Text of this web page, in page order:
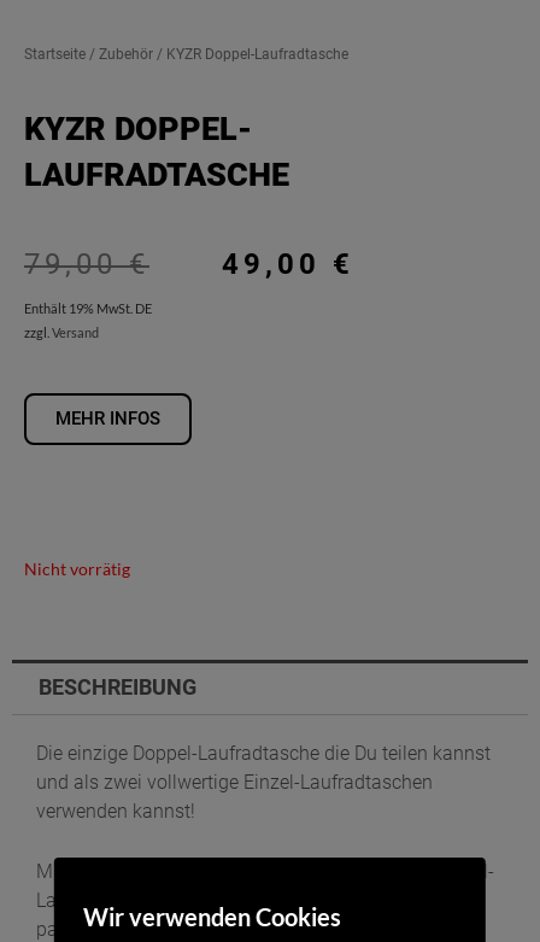
Startseite / Zubehör / KYZR Doppel-Laufradtasche
KYZR DOPPEL-
LAUFRADTASCHE
79,00€
Ursprünglicher
49,00 €
Enthält 19% MwSt. DE
zzgl. Versand
MEHR INFOS
Nicht vorrätig
BESCHREIBUNG
Die einzige Doppel-Laufradtasche die Du teilen kannst
und als zwei vollwertige Einzel-Laufradtaschen
verwenden kannst!
Mit unserer dick gepolsterten und geräumigen Doppel-
Laufradtasche kann Deinem Laufradsatz nichts mehr
passieren. Passend für zwei Laufräder bis 28″ mit
Wir verwenden Cookies